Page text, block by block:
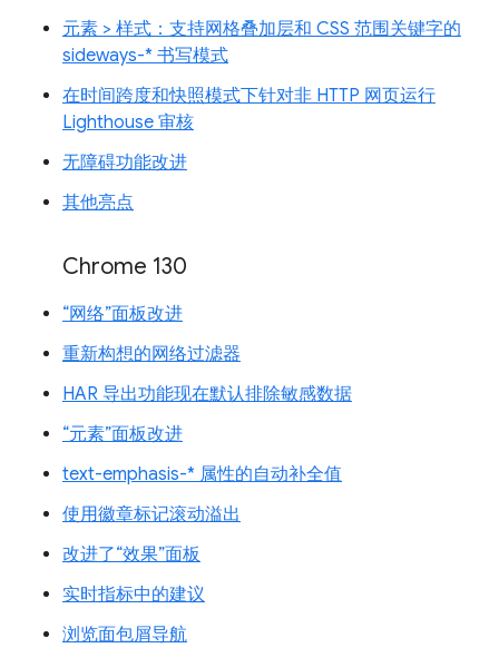
元素 > 样式：支持网格叠加层和 CSS 范围关键字的
sideways-* 书写模式
在时间跨度和快照模式下针对非 HTTP 网页运行
Lighthouse 审核
无障碍功能改进
其他亮点
Chrome 130
“网络”面板改进
重新构想的网络过滤器
HAR 导出功能现在默认排除敏感数据
“元素”面板改进
text-emphasis-* 属性的自动补全值
使用徽章标记滚动溢出
改进了“效果”面板
实时指标中的建议
浏览面包屑导航